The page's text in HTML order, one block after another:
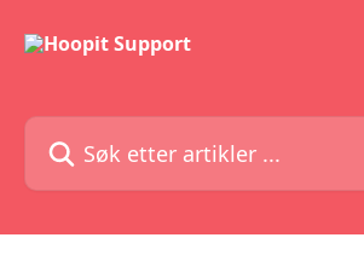
Søk etter artikler ...